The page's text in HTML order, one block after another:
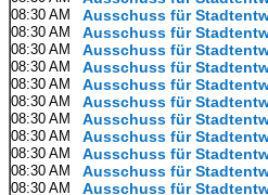
08:30 AM Ausschuss für
08:30 AM Ausschuss für
08:30 AM Ausschuss für
08:30 AM Ausschuss für
08:30 AM Ausschuss für
08:30 AM Ausschuss für
08:30 AM Ausschuss für
08:30 AM Ausschuss für
08:30 AM Ausschuss für
08:30 AM Ausschuss für
08:30 AM Ausschuss für